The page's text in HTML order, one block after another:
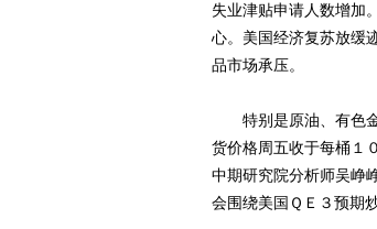
失业津贴申请人数增加
心。美国经济复苏放缓
品市场承压。
特别是原油、有色金
货价格周五收于每桶１
中期研究院分析师吴峥
会围绕美国ＱＥ３预期